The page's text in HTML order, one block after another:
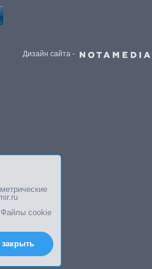
Дизайн сайта -
cookie